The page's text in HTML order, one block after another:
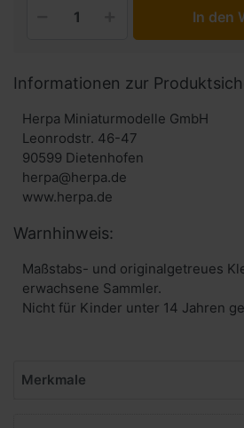
In den
Informationen zur
Herpa Miniaturmodelle GmbH
Leonrodstr. 46-47
90599 Dietenhofen
herpa@herpa.de
www.herpa.de
Warnhinweis:
Maßstabs- und originalgetreues
erwachsene Sammler.
Nicht für Kinder unter 14 Jahren
Merkmale